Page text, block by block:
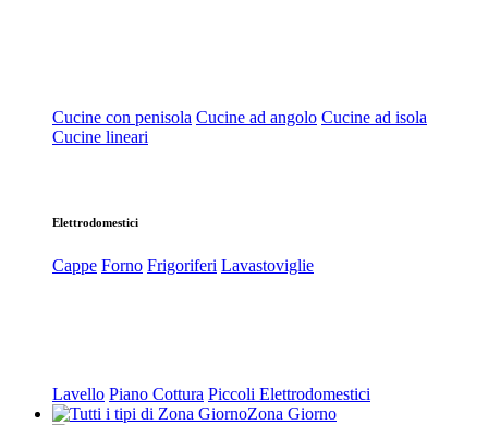
Cucine con penisola Cucine ad angolo Cucine ad isola
Cucine lineari
Elettrodomestici
Cappe Forno Frigoriferi Lavastoviglie
Lavello Piano Cottura Piccoli Elettrodomestici
Zona Giorno